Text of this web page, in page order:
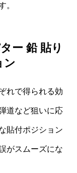
。
ー 鉛 貼り
ン
れで得られる効
道など狙いに応
貼付ポジション
がスムーズにな